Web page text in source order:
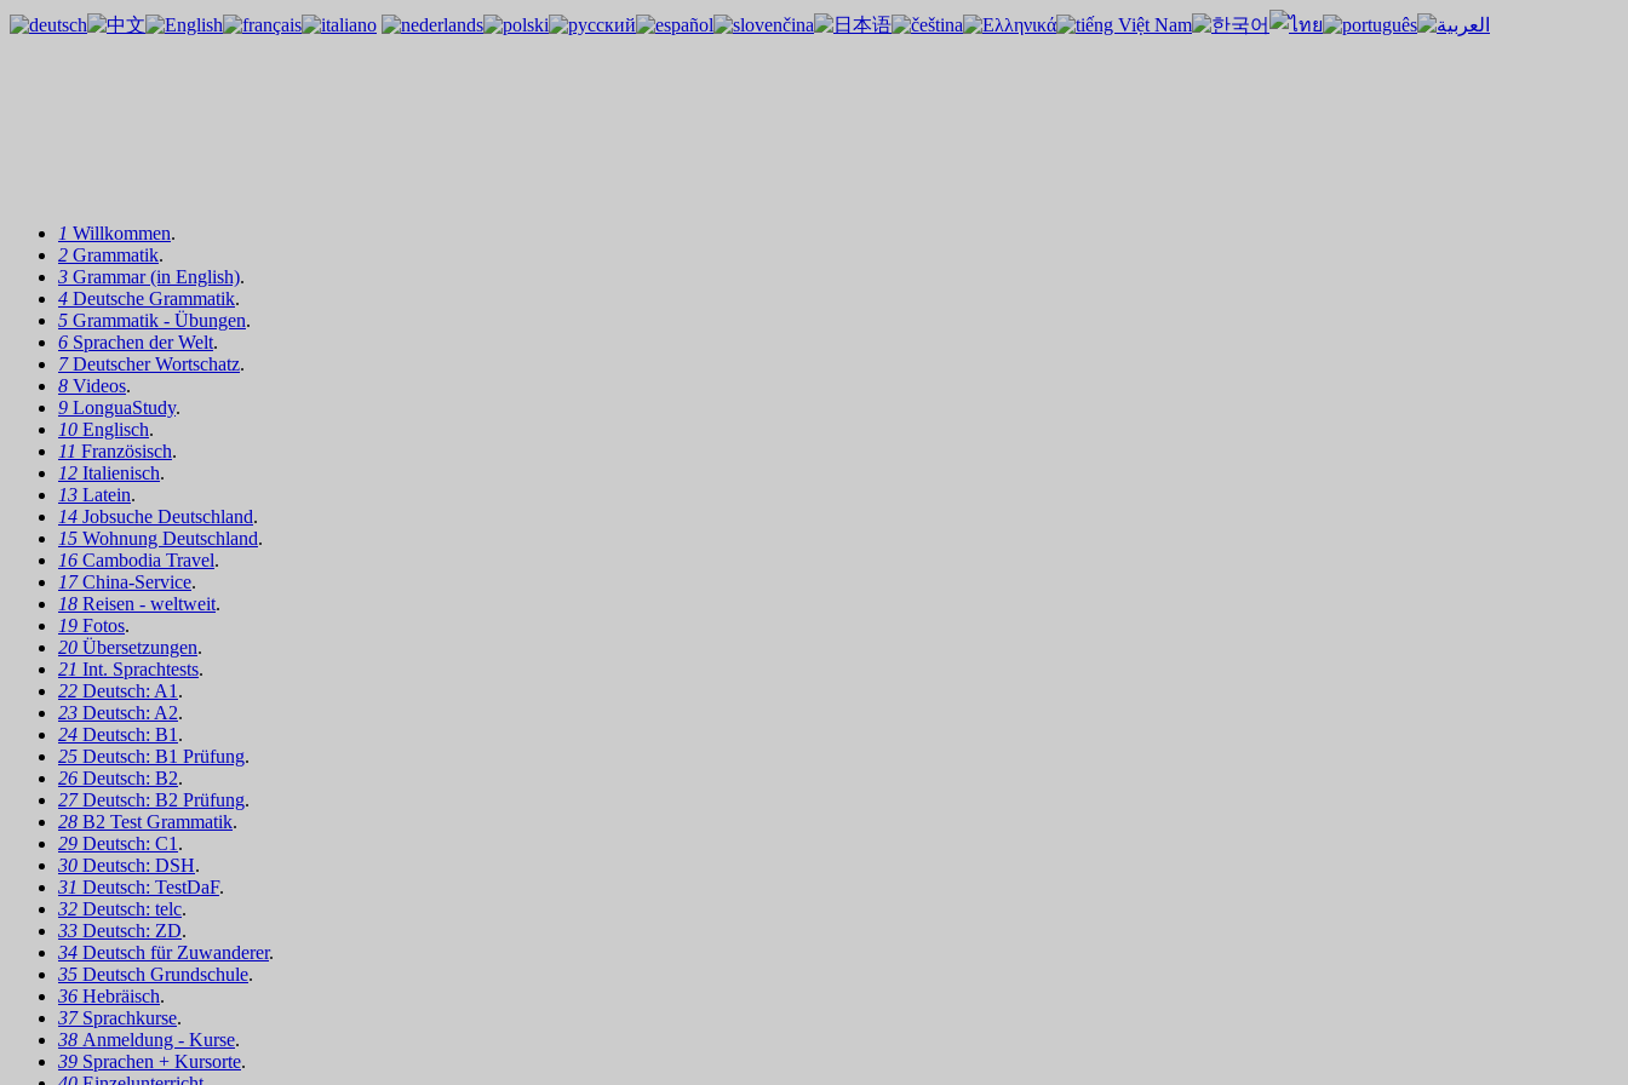
1 Willkommen.
2 Grammatik.
3 Grammar (in English).
4 Deutsche Grammatik.
5 Grammatik - Übungen.
6 Sprachen der Welt.
7Deutscher Wortschatz.
8 Videos.
9 LonguaStudy.
10 Englisch.
11 Französisch.
12 Italienisch.
13 Latein.
14 Jobsuche Deutschland.
15 Wohnung Deutschland.
16 Cambodia Travel.
17China-Service.
18 Reisen - weltweit.
19 Fotos.
20 Übersetzungen.
21 Int. Sprachtests.
22 Deutsch: A1 .
23 Deutsch: A2.
24 Deutsch: B1 .
25 Deutsch: B1 Prüfung.
26 Deutsch: B2.
27Deutsch: B2 Prüfung.
28 B2 Test Grammatik.
29 Deutsch: C1 .
30 Deutsch: DSH.
31 Deutsch: TestDaF.
32 Deutsch: telc.
33 Deutsch: ZD.
34 Deutsch für Zuwanderer.
35 Deutsch Grundschule.
36 Hebräisch.
37 Sprachkurse.
38 Anmeldung - Kurse.
39 Sprachen + Kursorte.